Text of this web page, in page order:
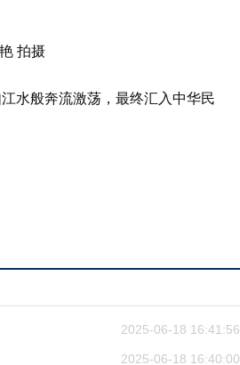
拍摄
水般奔流激荡，最终汇入中华民
2025-06-18 16:41:56
2025-06-18 16:40:00